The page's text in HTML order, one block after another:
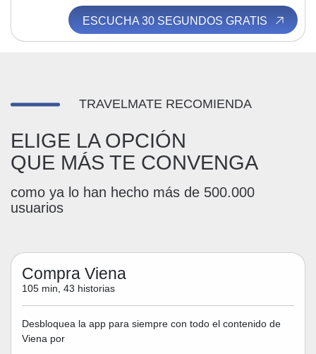
ESCUCHA 30 SEGUNDOS GRATIS
TRAVELMATE RECOMIENDA
ELIGE LA OPCIÓN
QUE MÁS TE CONVENGA
como ya lo han hecho más de 500.000
usuarios
Compra Viena
105 min, 43 historias
Desbloquea la app para siempre con todo el contenido de
Viena por